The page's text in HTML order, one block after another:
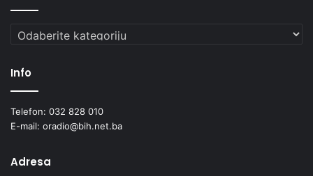
Kategorije
Info
Telefon: 032 828 010
E-mail: oradio@bih.net.ba
Adresa